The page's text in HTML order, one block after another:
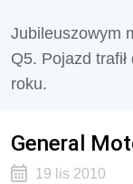
Jubileuszowym
Q5. Pojazd
roku.
General
19 lis 2010